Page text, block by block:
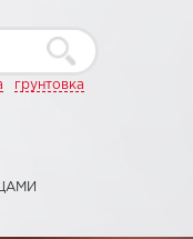
грунтовка